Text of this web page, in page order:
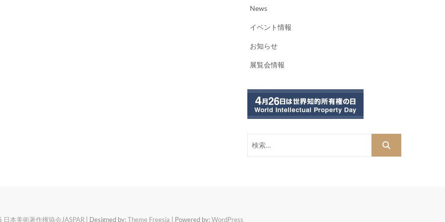
News
イベント情報
お知らせ
展覧会情報
日本美術著作権協会JASPAR| Designed by:Theme Freesia | Powered by:WordPress